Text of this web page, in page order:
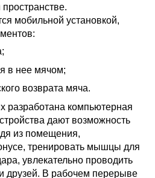
мобильной установкой,
в нее мячом;
возврата мяча.
разработана компьютерная
дают возможность
из помещения,
тренировать мышцы для
увлекательно проводить
друзей. В рабочем перерыве